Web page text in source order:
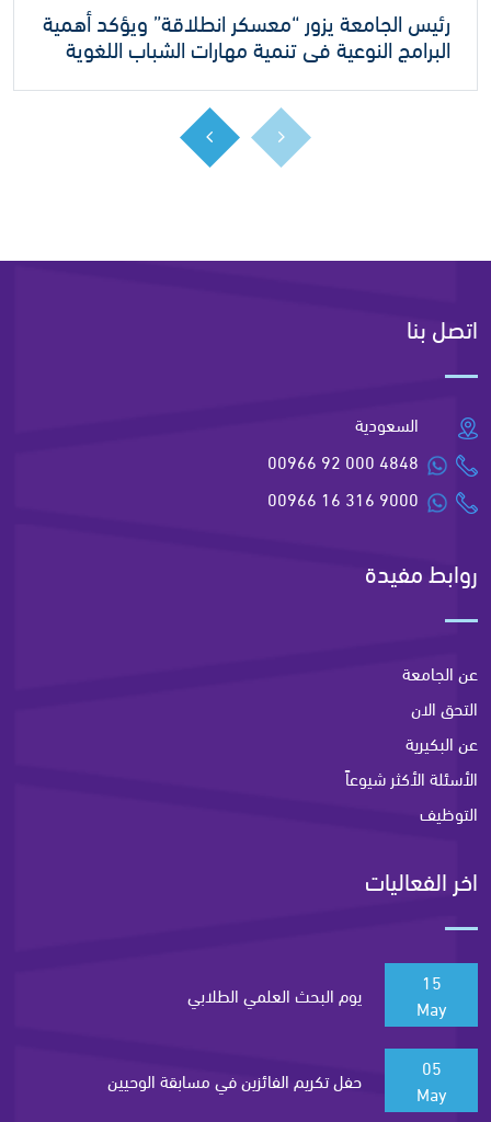
رئيس الجامعة يزور “معسكر انطلاقة” ويؤكد أهمية
البرامج النوعية في تنمية مهارات الشباب اللغوية
اتصل بنا
السعودية
00966 92 000 4848
00966 16 316 9000
روابط مفيدة
عن الجامعة
التحق الان
عن البكيرية
الأسئلة الأكثر شيوعاً
التوظيف
اخر الفعاليات
15
May
يوم البحث العلمي الطلابي
05
May
حفل تكريم الفائزين في مسابقة الوحيين